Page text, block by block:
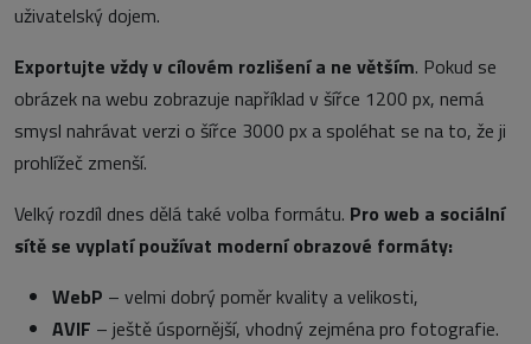
uživatelský dojem.
Exportujte vždy v cílovém rozlišení a ne větším. Pokud se
obrázek na webu zobrazuje například v šířce 1200 px, nemá
smysl nahrávat verzi o šířce 3000 px a spoléhat se na to, že ji
prohlížeč zmenší.
Velký rozdíl dnes dělá také volba formátu. Pro web a sociální
sítě se vyplatí používat moderní obrazové formáty:
WebP – velmi dobrý poměr kvality a velikosti,
AVIF – ještě úspornější, vhodný zejména pro fotografie.